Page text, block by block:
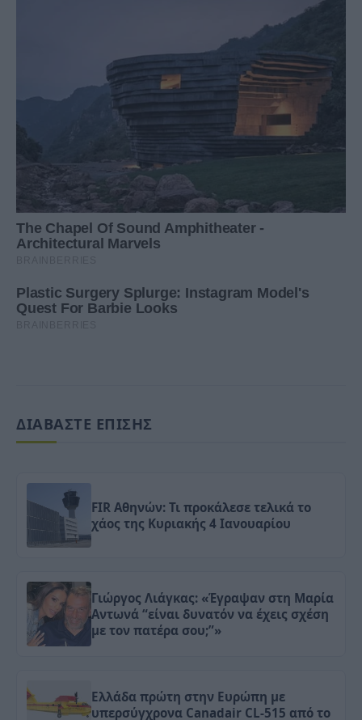
ΔΙΑΒΑΣΤΕ ΕΠΙΣΗΣ
FIR Αθηνών: Τι προκάλεσε τελικά το
χάος της Κυριακής 4 Ιανουαρίου
Γιώργος Λιάγκας: «Έγραψαν στη Μαρία
Αντωνά “είναι δυνατόν να έχεις σχέση
με τον πατέρα σου;”»
Ελλάδα πρώτη στην Ευρώπη με
υπερσύγχρονα Canadair CL-515 από το